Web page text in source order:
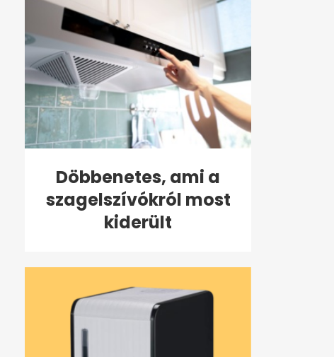
Döbbenetes, ami a
szagelszívókról most
kiderült